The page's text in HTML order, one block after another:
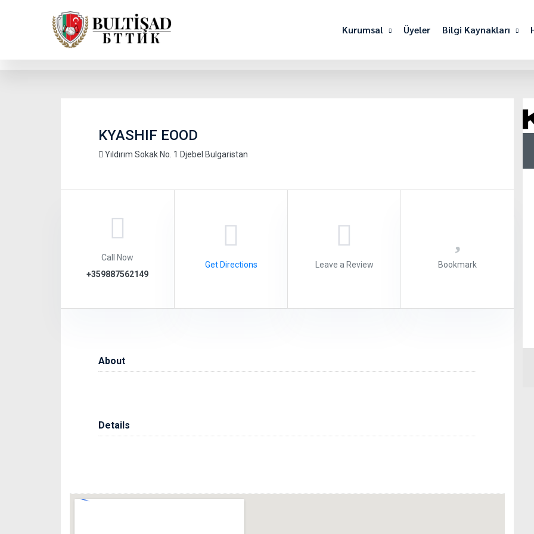
Kurumsal Üyeler Bilgi Kaynakları
KYASHIF EOOD
Yıldırım Sokak No. 1 Djebel Bulgaristan
Call Now
+359887562149
Get Directions Leave a Review Bookmark
About
Details